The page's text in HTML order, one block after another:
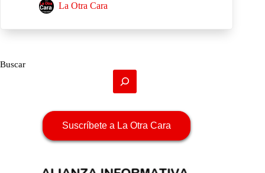
La Otra Cara
Buscar
Suscríbete a La Otra Cara